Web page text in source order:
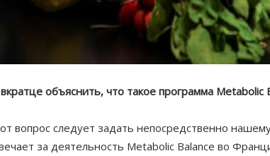
объяснить, что такое программа Metabolic
вопрос следует задать непосредственно
за деятельность Metabolic Balance во